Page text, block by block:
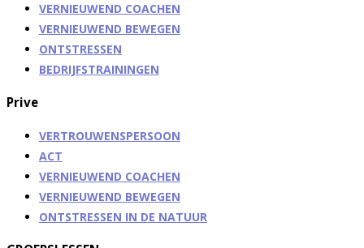
VERNIEUWEND COACHEN
VERNIEUWEND BEWEGEN
ONTSTRESSEN
BEDRIJFSTRAININGEN
Prive
VERTROUWENSPERSOON
ACT
VERNIEUWEND COACHEN
VERNIEUWEND BEWEGEN
ONTSTRESSEN IN DE NATUUR